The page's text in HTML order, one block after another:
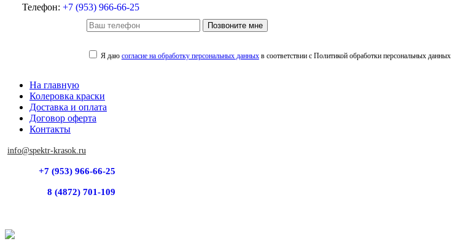
Телефон: +7 (953) 966-66-25
Позвоните мне
Я даю согласие на обработку персональных данныхв соответствии с Политикой обработки персональных данных
На главную
Колеровка краски
Доставка и оплата
Договор оферта
Контакты
info@spektr-krasok.ru
+7 (953) 966-66-25
8 (4872) 701-109